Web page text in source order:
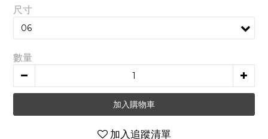
尺寸
數量
加入購物車
加入追蹤清單